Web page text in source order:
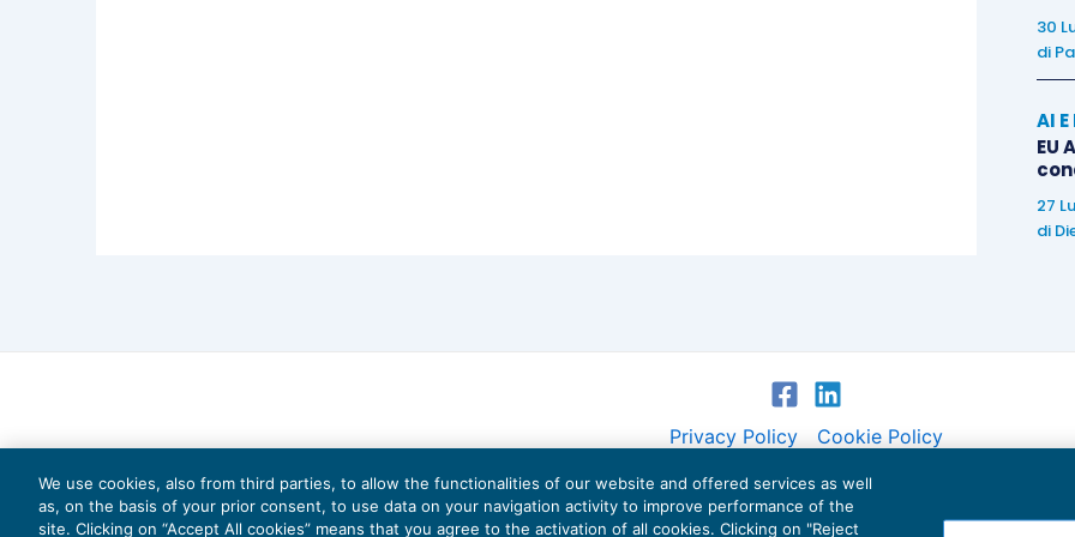
nell’ambito della strategia societaria.
30
di
AI
EU
27
di
Privacy Policy Cookie Policy
Euroconference NEWS è una testata registrata al Tribunale di Milano Reg. n. 8556/2026
Direttore responsabile Sandro Cerato
We use cookies, also from third parties, to allow the functionalities of our website and offered services as well
as, on the basis of your prior consent, to use data on your navigation activity to improve performance of the
site. Clicking on “Accept All cookies” means that you agree to the activation of all cookies. Clicking on "Reject